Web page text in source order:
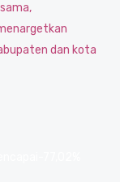
dan kota